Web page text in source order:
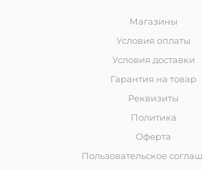
Магазины
Условия оплаты
Условия доставки
Гарантия на товар
Реквизиты
Политика
Оферта
Пользовательское